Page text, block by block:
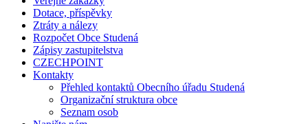
Dotace, příspěvky
Ztráty a nálezy
Rozpočet Obce Studená
Zápisy zastupitelstva
CZECHPOINT
Kontakty
Přehled kontaktů Obecního úřadu Studená
Organizační struktura obce
Seznam osob